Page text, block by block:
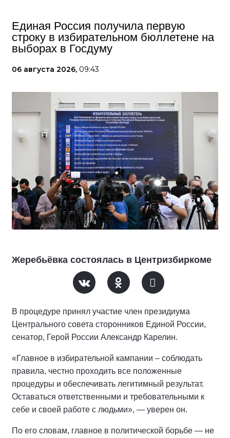
Единая Россия получила первую
строку в избирательном бюллетене на
выборах в Госдуму
06 августа 2026, 09:43
Жеребьёвка состоялась в Центризбиркоме
В процедуре принял участие член президиума
Центрального совета сторонников Единой России,
сенатор, Герой России Александр Карелин.
«Главное в избирательной кампании – соблюдать
правила, честно проходить все положенные
процедуры и обеспечивать легитимный результат.
Оставаться ответственными и требовательными к
себе и своей работе с людьми», — уверен он.
По его словам, главное в политической борьбе — не